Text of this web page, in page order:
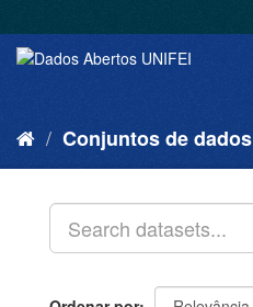
Conjuntos de dados